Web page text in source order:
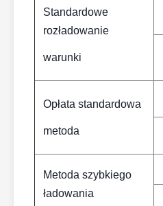
Standardowe
rozładowanie
warunki
Opłata standardowa
metoda
Metoda szybkiego
ładowania